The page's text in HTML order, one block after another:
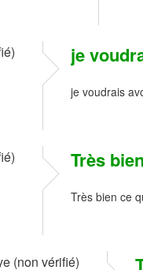
je
je voudrais
Très
Très bien ce
(non vérifié)